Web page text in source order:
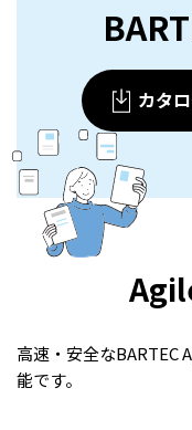
カタ
高速・安全なBARTEC
能です。